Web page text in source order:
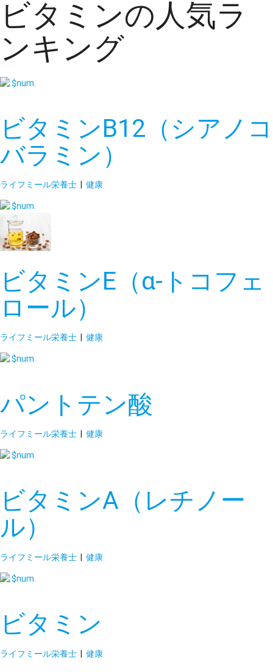
ビタミンの人気ラ
ンキング
ビタミンB12（シアノコ
バラミン）
ライフミール栄養士 健康
ビタミンE（α-トコフェ
ロール）
ライフミール栄養士 | 健康
パントテン酸
ライフミール栄養士 | 健康
ビタミンA（レチノー
ル）
ライフミール栄養士 | 健康
ビタミン
ライフミール栄養士 | 健康